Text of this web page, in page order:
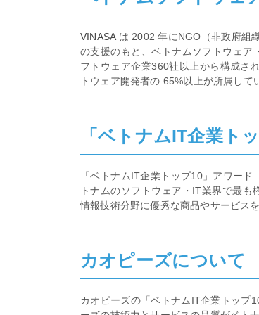
VINASAは 2002 年にNGO（非政府組
の支援のもと、ベトナムソフトウェア
フトウェア企業360社以上から構成さ
トウェア開発者の 65%以上が所属して
「ベトナムIT企業ト
「ベトナムIT企業トップ10」アワー
トナムのソフトウェア・IT業界で最
情報技術分野に優秀な商品やサービス
カオピーズについて
カオピーズの「ベトナムIT企業トップ